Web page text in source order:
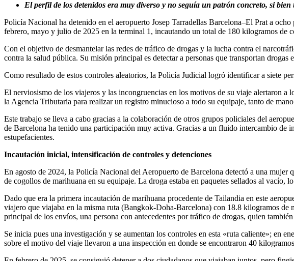
El perfil de los detenidos era muy diverso y no seguía un patrón concreto, si
Policía Nacional ha detenido en el aeropuerto Josep Tarradellas Barcelona–El Prat a
febrero, mayo y julio de 2025 en la terminal 1, incautando un total de 180 kilogramos de
Con el objetivo de desmantelar las redes de tráfico de drogas y la lucha contra el
contra la salud pública. Su misión principal es detectar a personas que transportan
Como resultado de estos controles aleatorios, la Policía Judicial logró identificar a siete
El nerviosismo de los viajeros y las incongruencias en los motivos de su viaje alertaron a
la Agencia Tributaria para realizar un registro minucioso a todo su equipaje, tanto de
Este trabajo se lleva a cabo gracias a la colaboración de otros grupos policiales del
de Barcelona ha tenido una participación muy activa. Gracias a un fluido intercambio de
estupefacientes.
Incautación inicial, intensificación de controles y detenciones
En agosto de 2024, la Policía Nacional del Aeropuerto de Barcelona detectó a una
de cogollos de marihuana en su equipaje. La droga estaba en paquetes sellados al vacío,
Dado que era la primera incautación de marihuana procedente de Tailandia en este
viajero que viajaba en la misma ruta (Bangkok-Doha-Barcelona) con 18.8 kilogramos de
principal de los envíos, una persona con antecedentes por tráfico de drogas, quien
Se inicia pues una investigación y se aumentan los controles en esta «ruta caliente»; en
sobre el motivo del viaje llevaron a una inspección en donde se encontraron 40